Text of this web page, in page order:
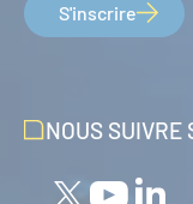
S'inscrire
NOUS SUIVRE